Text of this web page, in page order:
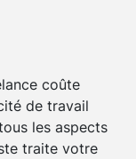
coûte
de travail
les aspects
traite votre